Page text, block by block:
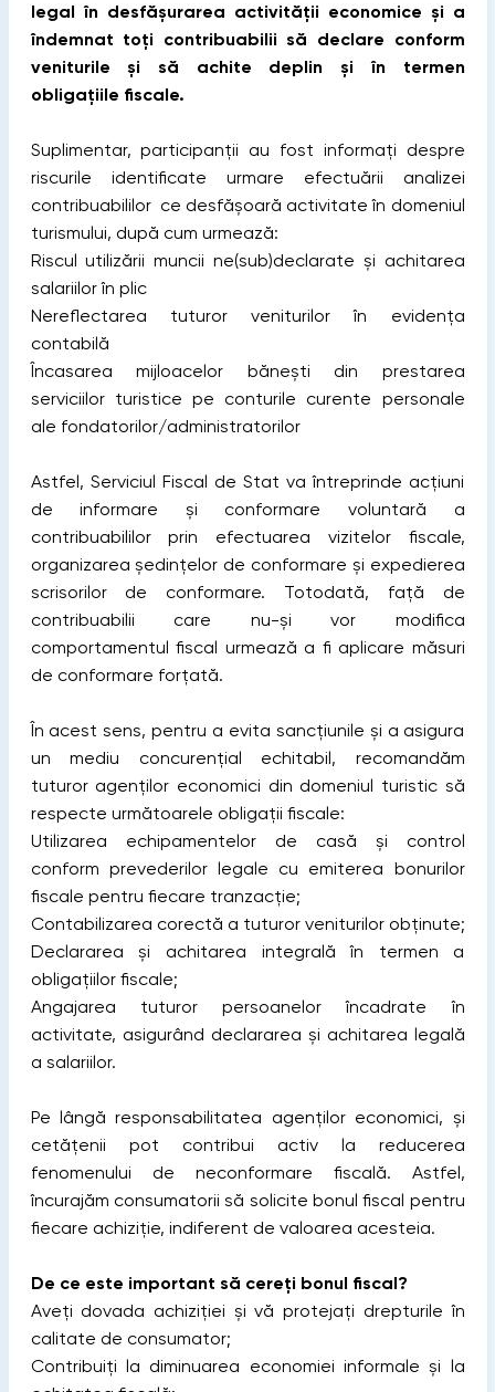
legal în desfășurarea activității economice și a
îndemnat toți contribuabilii să declare conform
veniturile și să achite deplin și în termen
obligațiile fiscale.
Suplimentar, participanții au fost informați despre
riscurile identificate urmare efectuării analizei
contribuabililor ce desfășoară activitate în domeniul
turismului, după cum urmează:
Riscul utilizării muncii ne(sub)declarate și achitarea
salariilor în plic
Nereflectarea tuturor veniturilor în evidența
contabilă
Încasarea mijloacelor bănești din prestarea
serviciilor turistice pe conturile curente personale
ale fondatorilor/administratorilor
Astfel, Serviciul Fiscal de Stat va întreprinde acțiuni
de informare și conformare voluntară a
contribuabililor prin efectuarea vizitelor fiscale,
organizarea ședințelor de conformare și expedierea
scrisorilor de conformare. Totodată, față de
contribuabilii care nu-și vor modifica
comportamentul fiscal urmează a fi aplicare măsuri
de conformare forțată.
În acest sens, pentru a evita sancțiunile și a asigura
un mediu concurențial echitabil, recomandăm
tuturor agenților economici din domeniul turistic să
respecte următoarele obligații fiscale:
Utilizarea echipamentelor de casă și control
conform prevederilor legale cu emiterea bonurilor
fiscale pentru fiecare tranzacție;
Contabilizarea corectă a tuturor veniturilor obținute;
Declararea și achitarea integrală în termen a
obligațiilor fiscale;
Angajarea tuturor persoanelor încadrate în
activitate, asigurând declararea și achitarea legală
a salariilor.
Pe lângă responsabilitatea agenților economici, și
cetățenii pot contribui activ la reducerea
fenomenului de neconformare fiscală. Astfel,
încurajăm consumatorii să solicite bonul fiscal pentru
fiecare achiziție, indiferent de valoarea acesteia.
De ce este important să cereți bonul fiscal?
Aveți dovada achiziției și vă protejați drepturile în
calitate de consumator;
Contribuiți la diminuarea economiei informale și la